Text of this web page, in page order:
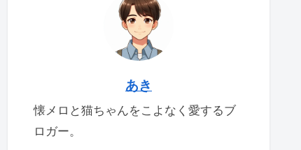
あき
懐メロと猫ちゃんをこよなく愛するブ
ロガー。